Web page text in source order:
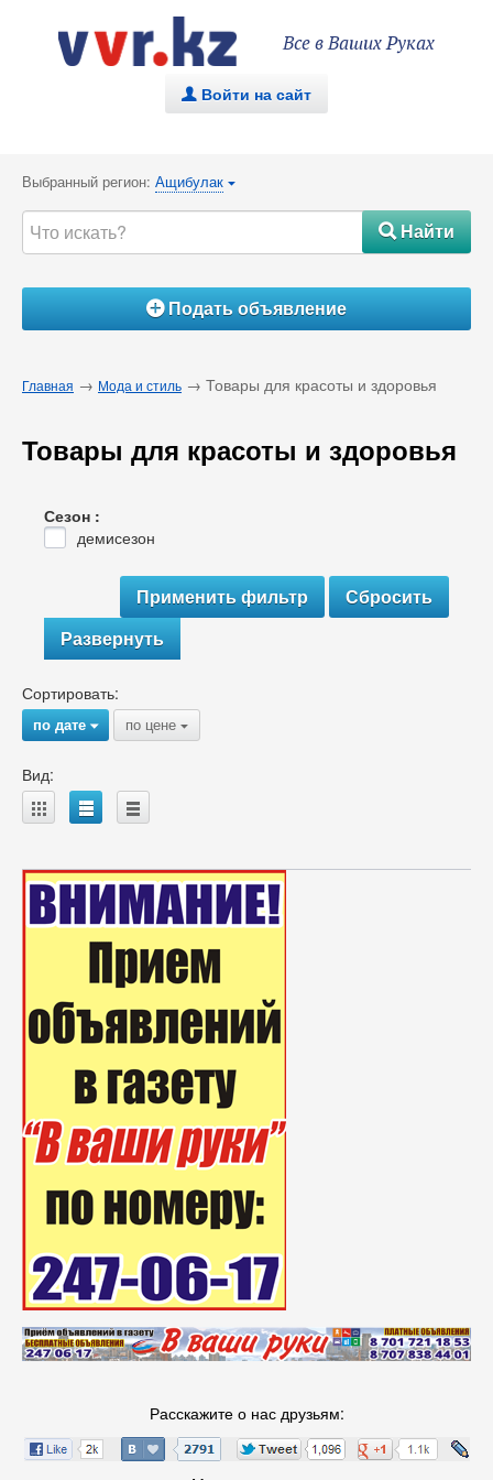
Все в Ваших Руках
. Войти на сайт
Выбранный регион: Ащибулак {
#Найти
ÁПодать объявление
Главная → Мода и стиль → Товары для красоты и здоровья
Товары для красоты и здоровья
Сезон :
демисезон
Развернуть
Сортировать:
по дате{ по цене {
Вид:
A B C
Расскажите о нас друзьям: